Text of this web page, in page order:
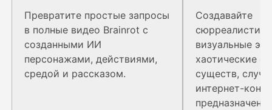
Превратите простые запросы
в полные видео Brainrot с
созданными ИИ
персонажами, действиями,
средой и рассказом.
Создавайте
визуальные
хаотические
существ,
интернет-